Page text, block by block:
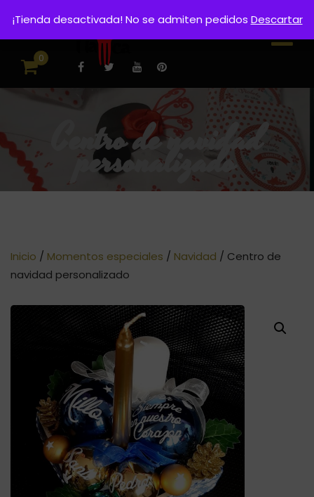
0
Centro de navidad
personalizado
Inicio / Momentos especiales / Navidad / Centro de
navidad personalizado
¡Tienda desactivada! No se admiten pedidos Descartar